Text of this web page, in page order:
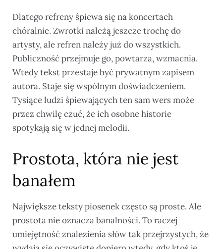
Dlatego refreny śpiewa się na koncertach
chóralnie. Zwrotki należą jeszcze trochę do
artysty, ale refren należy już do wszystkich.
Publiczność przejmuje go, powtarza, wzmacnia.
Wtedy tekst przestaje być prywatnym zapisem
autora. Staje się wspólnym doświadczeniem.
Tysiące ludzi śpiewających ten sam wers może
przez chwilę czuć, że ich osobne historie
spotykają się w jednej melodii.
Prostota, która nie jest
banałem
Największe teksty piosenek często są proste. Ale
prostota nie oznacza banalności. To raczej
umiejętność znalezienia słów tak przejrzystych, że